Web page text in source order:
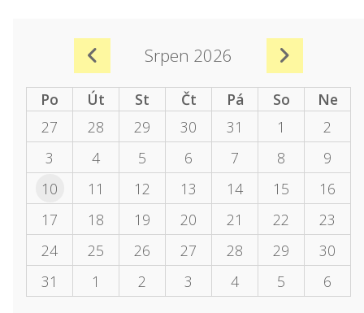
Srpen 2026
Po Út St Čt Pá So
Ne
27
28 29 30 31 1
2
3
4 5 6 7 8
9
10
11 12 13 14 15
16
17
18 19 20 21 22
23
24
25 26 27 28 29
30
31
1 2 3 4 5 6